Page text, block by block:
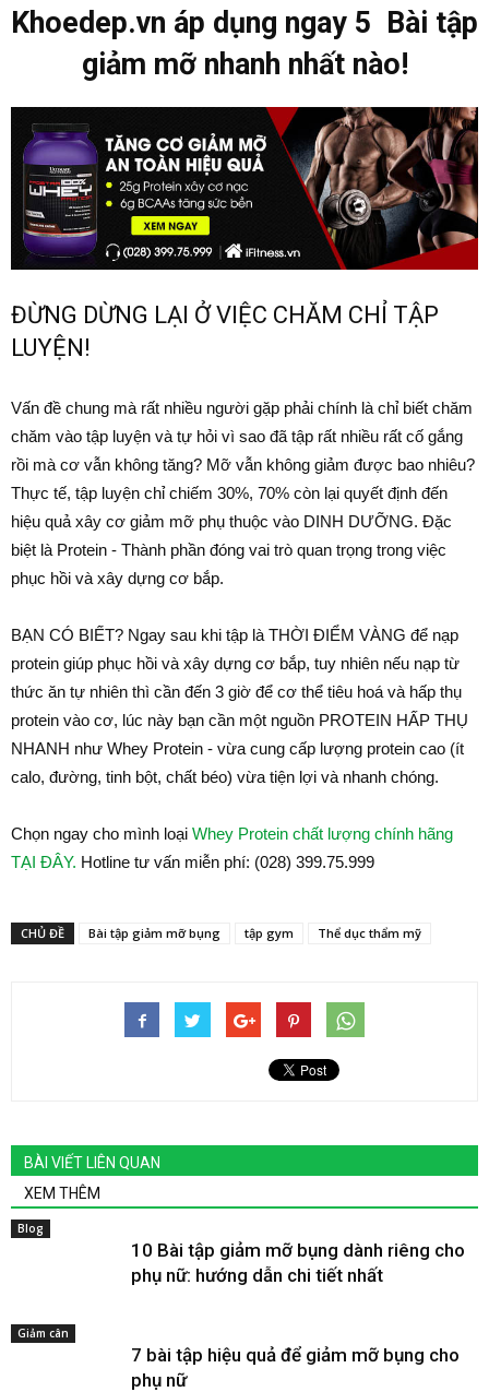
Khoedep.vn áp dụng ngay 5 Bài tập
giảm mỡ nhanh nhất nào!
ĐỪNG DỪNG LẠI Ở VIỆC CHĂM CHỈ TẬP
LUYỆN!
Vấn đề chung mà rất nhiều người gặp phải chính là chỉ biết chăm
chăm vào tập luyện và tự hỏi vì sao đã tập rất nhiều rất cố gắng
rồi mà cơ vẫn không tăng? Mỡ vẫn không giảm được bao nhiêu?
Thực tế, tập luyện chỉ chiếm 30%, 70% còn lại quyết định đến
hiệu quả xây cơ giảm mỡ phụ thuộc vào DINH DƯỠNG. Đặc
biệt là Protein - Thành phần đóng vai trò quan trọng trong việc
phục hồi và xây dựng cơ bắp.
BẠN CÓ BIẾT? Ngay sau khi tập là THỜI ĐIỂM VÀNG để nạp
protein giúp phục hồi và xây dựng cơ bắp, tuy nhiên nếu nạp từ
thức ăn tự nhiên thì cần đến 3 giờ để cơ thể tiêu hoá và hấp thụ
protein vào cơ, lúc này bạn cần một nguồn PROTEIN HẤP THỤ
NHANH như Whey Protein - vừa cung cấp lượng protein cao (ít
calo, đường, tinh bột, chất béo) vừa tiện lợi và nhanh chóng.
Chọn ngay cho mình loại Whey Protein chất lượng chính hãng
TẠI ĐÂY. Hotline tư vấn miễn phí: (028) 399.75.999
CHỦ ĐỀ Bài tập giảm mỡ bụng tập gym Thể dục thẩm mỹ
BÀI VIẾT LIÊN QUAN
XEM THÊM
Blog
10 Bài tập giảm mỡ bụng dành riêng cho
phụ nữ: hướng dẫn chi tiết nhất
Giảm cân
7 bài tập hiệu quả để giảm mỡ bụng cho
phụ nữ